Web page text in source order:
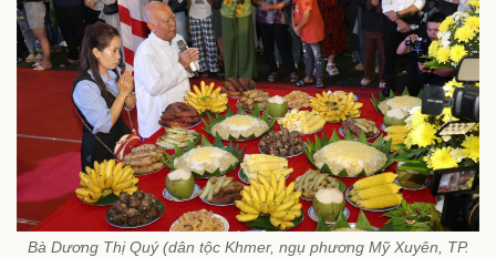
Bà Dương Thị Quý (dân tộc Khmer, ngụ phương Mỹ Xuyên, TP.